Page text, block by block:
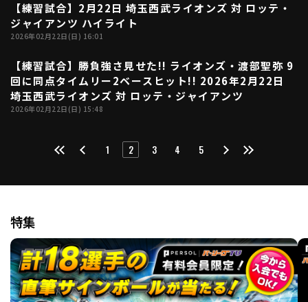
04:51
【練習試合】2月22日 埼玉西武ライオンズ 対 ロッテ・
ジャイアンツ ハイライト
2026年02月22日(日) 16:01
00:59
【練習試合】勝負強さ見せた!! ライオンズ・渡部聖弥 9
回に同点タイムリー2ベースヒット!! 2026年2月22日
埼玉西武ライオンズ 対 ロッテ・ジャイアンツ
2026年02月22日(日) 15:48
1 2 3 4 5
特集